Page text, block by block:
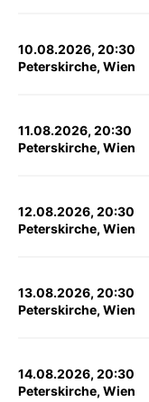
10.08.2026, 20:30
Peterskirche, Wien
11.08.2026, 20:30
Peterskirche, Wien
12.08.2026, 20:30
Peterskirche, Wien
13.08.2026, 20:30
Peterskirche, Wien
14.08.2026, 20:30
Peterskirche, Wien